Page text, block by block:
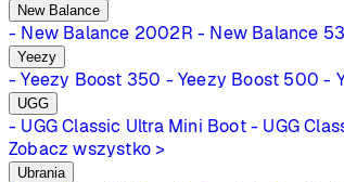
New Balance
- New Balance 2002R - New Balance
Yeezy
- Yeezy Boost 350 - Yeezy Boost 500 -
UGG
- UGG Classic Ultra Mini Boot - UGG
Zobacz wszystko >
Ubrania